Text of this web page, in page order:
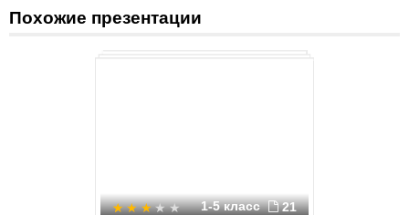
Похожие презентации
1-5 класс 21